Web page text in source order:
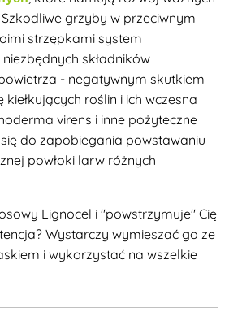
grzyby w przeciwnym
strzępkami system
składników
- negatywnym skutkiem
kiełkujących roślin i ich wczesna
virens i inne pożyteczne
do zapobiegania powstawaniu
powłoki larw różnych
Lignocel i "powstrzymuje" Cię
Wystarczy wymieszać go ze
i wykorzystać na wszelkie